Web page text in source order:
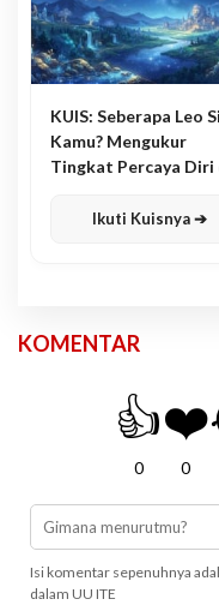
KUIS: Seberapa Leo
Kamu? Mengukur
Tingkat Percaya Diri
Ikuti Kuisnya ➔
KOMENTAR
👍
0
❤️
0
Isi komentar sepenuhnya
dalam UU ITE